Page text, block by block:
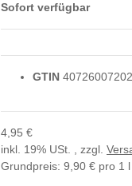
GTIN
4,95 €
inkl. 19% USt. , zzgl.
Grundpreis: 9,90 € pro 1 l
Sofort verfügbar